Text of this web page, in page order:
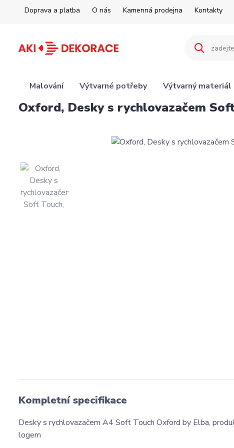
Doprava a platba O nás Kamenná prodejna Kontakty
Malování Výtvarné potřeby Výtvarný materiál
Oxford, Desky s rychlovazačem
Kompletní specifikace
Desky s rychlovazačem A4 Soft Touch Oxford by Elba,
logem